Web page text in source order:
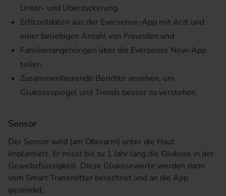
Unter- und Überzuckerung.
Echtzeitdaten aus der Eversense-App mit Arzt und
einer beliebigen Anzahl von Freunden und
Familienangehörigen über die Eversense Now-App
teilen.
Zusammenfassende Berichte ansehen, um
Glukosespiegel und Trends besser zu verstehen.
Sensor
Der Sensor wird (am Oberarm) unter die Haut
implantiert. Er misst bis zu 1 Jahr lang die Glukose in der
Gewebsflüssigkeit. Diese Glukosewerte werden dann
vom Smart Transmitter berechnet und an die App
gesendet.